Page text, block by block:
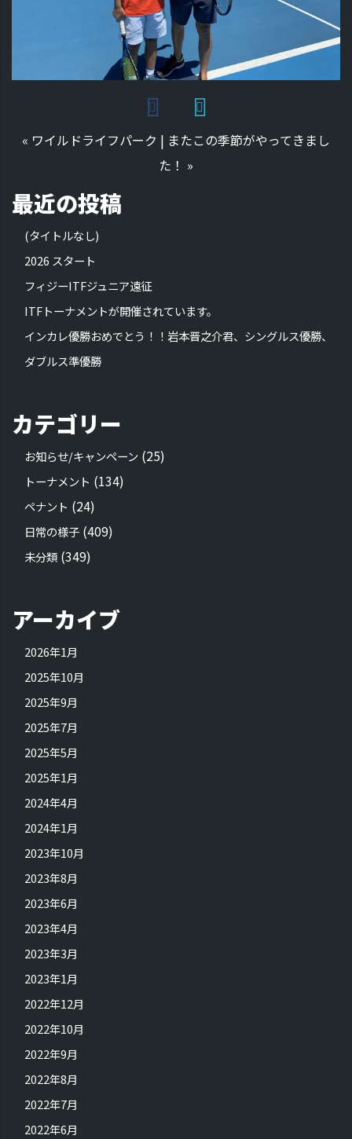
« ワイルドライフパーク | またこの季節がやってきまし
た！ »
最近の投稿
(タイトルなし)
2026 スタート
フィジーITFジュニア遠征
ITFトーナメントが開催されています。
インカレ優勝おめでとう！！岩本晋之介君、シングルス優勝、
ダブルス準優勝
カテゴリー
お知らせ/キャンペーン (25)
トーナメント (134)
ペナント (24)
日常の様子 (409)
未分類 (349)
アーカイブ
2026年1月
2025年10月
2025年9月
2025年7月
2025年5月
2025年1月
2024年4月
2024年1月
2023年10月
2023年8月
2023年6月
2023年4月
2023年3月
2023年1月
2022年12月
2022年10月
2022年9月
2022年8月
2022年7月
2022年6月